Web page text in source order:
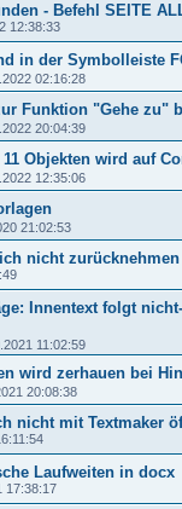
- Befehl SEITE
12:38:33
in der Symbolleiste
02:16:28
Funktion "Gehe zu"
20:04:39
Objekten wird auf
12:35:06
21:02:53
nicht zurücknehmen
Innentext folgt
11:02:59
wird zerhauen bei
20:08:38
nicht mit Textmaker
Laufweiten in docx
17:38:17